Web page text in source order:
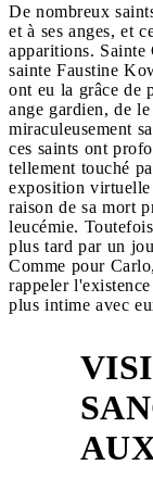
De nombreux
et à ses anges, et
apparitions. Sainte
sainte Faustine
ont eu la grâce de
ange gardien, de
miraculeusement
ces saints ont
tellement touché
exposition virtuelle
raison de sa mort
leucémie.
plus tard par un
Comme pour
rappeler
plus intime avec